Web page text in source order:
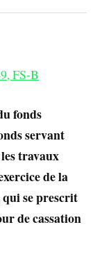
FS-B
fonds
servant
travaux
de la
se prescrit
de cassation